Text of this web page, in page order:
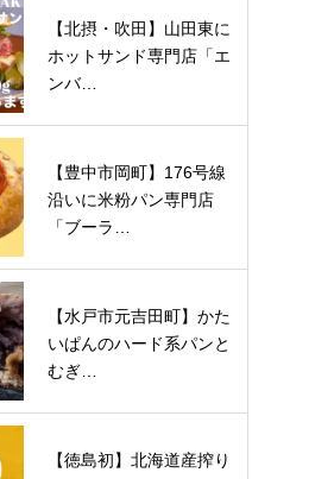
【北摂・吹田】山田東に
ホットサンド専門店「エ
ンバ…
【豊中市岡町】176号線
沿いに米粉パン専門店
「ブーラ…
【水戸市元吉田町】かた
いぱんのハード系パンと
むぎ…
【徳島初】北海道産搾り